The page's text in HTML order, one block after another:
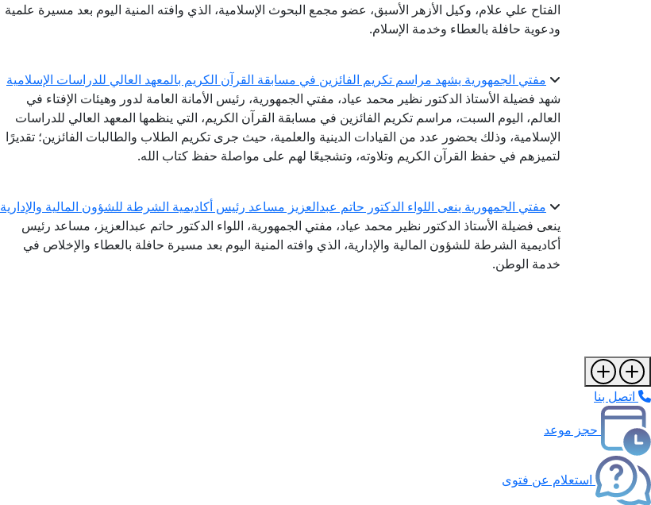
الفتاح علي علام، وكيل الأزهر الأسبق، عضو مجمع البحوث الإسلامية، الذي وافته المنية اليوم بعد مسيرة علمية
ودعوية حافلة بالعطاء وخدمة الإسلام.
مفتي الجمهورية يشهد مراسم تكريم الفائزين في مسابقة القرآن الكريم بالمعهد العالي للدراسات الإسلامية
شهد فضيلة الأستاذ الدكتور نظير محمد عياد، مفتي الجمهورية، رئيس الأمانة العامة لدور وهيئات الإفتاء في
العالم، اليوم السبت، مراسم تكريم الفائزين في مسابقة القرآن الكريم، التي ينظمها المعهد العالي للدراسات
الإسلامية، وذلك بحضور عدد من القيادات الدينية والعلمية، حيث جرى تكريم الطلاب والطالبات الفائزين؛ تقديرًا
لتميزهم في حفظ القرآن الكريم وتلاوته، وتشجيعًا لهم على مواصلة حفظ كتاب الله.
مفتي الجمهورية ينعى اللواء الدكتور حاتم عبدالعزيز مساعد رئيس أكاديمية الشرطة للشؤون المالية والإدارية
ينعى فضيلة الأستاذ الدكتور نظير محمد عياد، مفتي الجمهورية، اللواء الدكتور حاتم عبدالعزيز، مساعد رئيس
أكاديمية الشرطة للشؤون المالية والإدارية، الذي وافته المنية اليوم بعد مسيرة حافلة بالعطاء والإخلاص في
خدمة الوطن.
اتصل بنا
حجز موعد
استعلام عن فتوى